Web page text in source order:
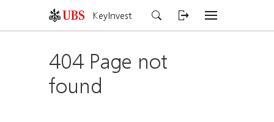
KeyInvest
404 Page not
found